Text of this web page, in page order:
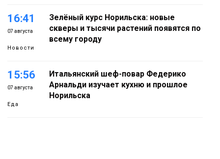
16:41
07 августа
Новости
Зелёный курс Норильска: новые
скверы и тысячи растений появятся по
всему городу
15:56
07 августа
Еда
Итальянский шеф-повар Федерико
Арнальди изучает кухню и прошлое
Норильска